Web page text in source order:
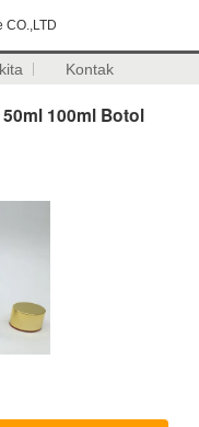
CO.,LTD
Kontak
100ml Botol